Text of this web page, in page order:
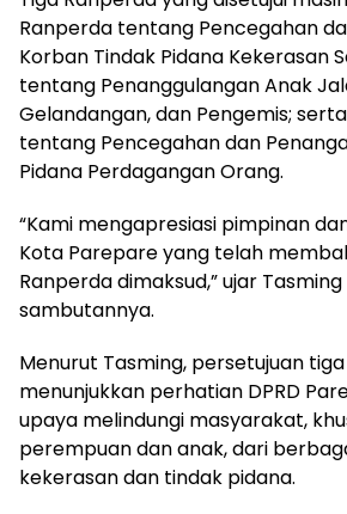
Ranperda tentang Pencegahan
Korban Tindak Pidana Kekerasan
tentang Penanggulangan Anak
Gelandangan, dan Pengemis;
tentang Pencegahan dan
Pidana Perdagangan Orang.
“Kami mengapresiasi pimpinan
Kota Parepare yang telah
Ranperda dimaksud,” ujar
sambutannya.
Menurut Tasming, persetujuan
menunjukkan perhatian DPRD
upaya melindungi masyarakat,
perempuan dan anak, dari
kekerasan dan tindak pidana.